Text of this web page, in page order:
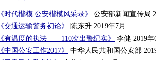
《时代楷模 公安楷模风采录》
公安部新闻宣传局
《交通运输警务初论》
陈东升 2019年7月
《有温度的执法——110次出警纪实》
李健 2019年
《中国公安工作2017》
中华人民共和国公安部